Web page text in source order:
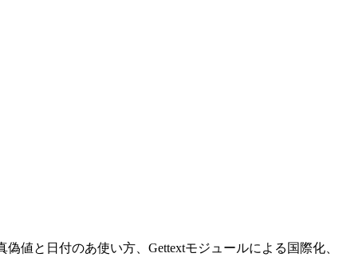
値と日付のあ使い方、Gettextモジュールによる国際化、